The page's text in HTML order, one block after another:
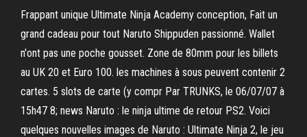
Frappant unique Ultimate Ninja Academy conception, Fait un
grand cadeau pour tout Naruto Shippuden passionné. Wallet
n'ont pas une poche gousset. Zone de 80mm pour les billets
au UK 20 et Euro 100. les machines à sous peuvent contenir 2
cartes. 5 slots de carte (y compr Par TRUNKS, le 06/07/07 à
15h47 8; news Naruto : le ninja ultime de retour PS2. Voici
quelques nouvelles images de Naruto : Ultimate Ninja 2, le jeu